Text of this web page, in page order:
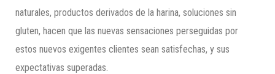
naturales, productos derivados de la harina, soluciones sin
gluten, hacen que las nuevas sensaciones perseguidas por
estos nuevos exigentes clientes sean satisfechas, y sus
expectativas superadas.